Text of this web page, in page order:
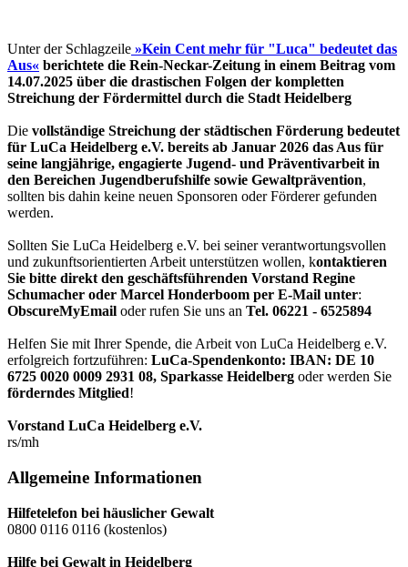
Unter der Schlagzeile »Kein Cent mehr für "Luca" bedeutet das
Aus« berichtete die Rein-Neckar-Zeitung in einem Beitrag vom
14.07.2025 über die drastischen Folgen der kompletten
Streichung der Fördermittel durch die Stadt Heidelberg
Die vollständige Streichung der städtischen Förderung bedeutet
für LuCa Heidelberg e.V. bereits ab Januar 2026 das Aus für
seine langjährige, engagierte Jugend- und Präventivarbeit in
den Bereichen Jugendberufshilfe sowie Gewaltprävention,
sollten bis dahin keine neuen Sponsoren oder Förderer gefunden
werden.
Sollten Sie LuCa Heidelberg e.V. bei seiner verantwortungsvollen
und zukunftsorientierten Arbeit unterstützen wollen, kontaktieren
Sie bitte direkt den geschäftsführenden Vorstand Regine
Schumacher oder Marcel Honderboom per E-Mail unter:
ObscureMyEmail oder rufen Sie uns an Tel. 06221 - 6525894
Helfen Sie mit Ihrer Spende, die Arbeit von LuCa Heidelberg e.V.
erfolgreich fortzuführen: LuCa-Spendenkonto: IBAN: DE 10
6725 0020 0009 2931 08, Sparkasse Heidelberg oder werden Sie
förderndes Mitglied!
Vorstand LuCa Heidelberg e.V.
rs/mh
Allgemeine Informationen
Hilfetelefon bei häuslicher Gewalt
0800 0116 0116 (kostenlos)
Hilfe bei Gewalt in Heidelberg